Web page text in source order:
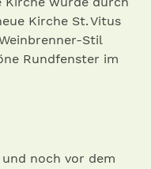
Kirche St. Vitus
Stil
Rundfenster im
noch vor dem